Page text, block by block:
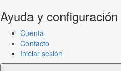
Ayuda y configuración
Cuenta
Contacto
Iniciar sesión